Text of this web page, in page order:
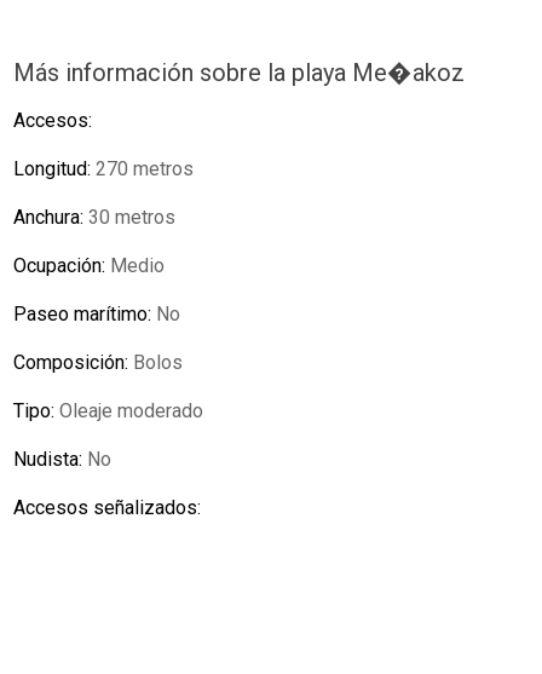
Más información sobre la playa Me�akoz
Accesos:
Longitud:270 metros
Anchura:30 metros
Ocupación: Medio
Paseo marítimo: No
Composición: Bolos
Tipo:Oleaje moderado
Nudista: No
Accesos señalizados: